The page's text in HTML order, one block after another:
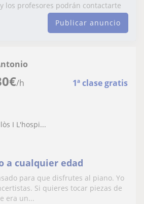
los profesores podrán contactarte
Publicar anuncio
€/h 1ª clase gratis
I L'hospi...
a cualquier edad
para que disfrutes al piano. Yo
Si quieres tocar piezas de
era un...